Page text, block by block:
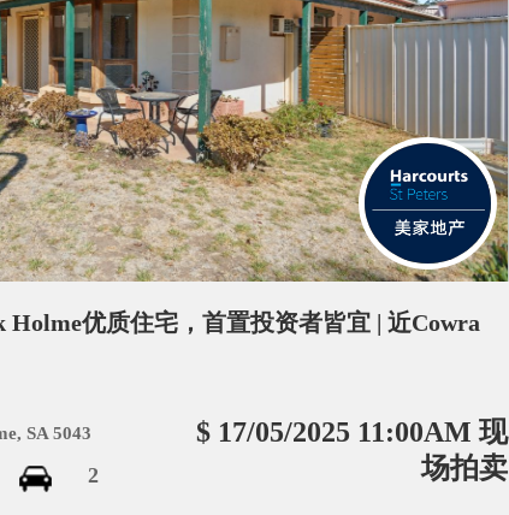
Holme优质住宅，首置投资者皆宜 | 近Cowra
SA 5043
2
$ 17/05/2025 11:00AM 现
场拍卖